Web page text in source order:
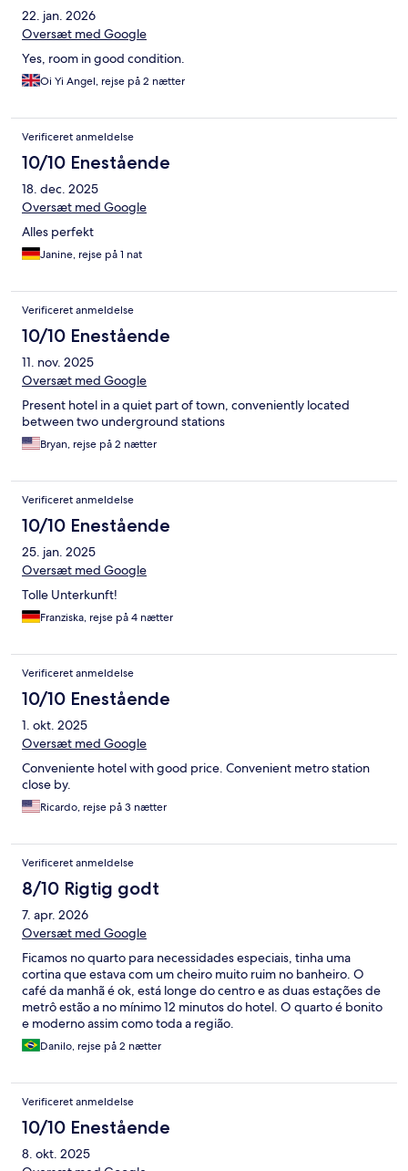
22. jan. 2026
Oversæt med Google
Yes, room in good condition.
Oi Yi Angel, rejse på 2 nætter
Verificeret anmeldelse
10/10 Enestående
18. dec. 2025
Oversæt med Google
Alles perfekt
Janine, rejse på 1 nat
Verificeret anmeldelse
10/10 Enestående
11. nov. 2025
Oversæt med Google
Present hotel in a quiet part of town, conveniently located
between two underground stations
Bryan, rejse på 2 nætter
Verificeret anmeldelse
10/10 Enestående
25. jan. 2025
Oversæt med Google
Tolle Unterkunft!
Franziska, rejse på 4 nætter
Verificeret anmeldelse
10/10 Enestående
1. okt. 2025
Oversæt med Google
Conveniente hotel with good price. Convenient metro station
close by.
Ricardo, rejse på 3 nætter
Verificeret anmeldelse
8/10 Rigtig godt
7. apr. 2026
Oversæt med Google
Ficamos no quarto para necessidades especiais, tinha uma
cortina que estava com um cheiro muito ruim no banheiro. O
café da manhã é ok, está longe do centro e as duas estações de
metrô estão a no mínimo 12 minutos do hotel. O quarto é bonito
e moderno assim como toda a região.
Danilo, rejse på 2 nætter
Verificeret anmeldelse
10/10 Enestående
8. okt. 2025